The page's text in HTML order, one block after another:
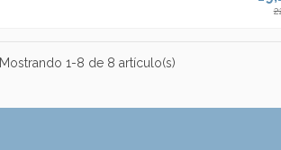
Mostrando 1-8 de 8 artículo(s)